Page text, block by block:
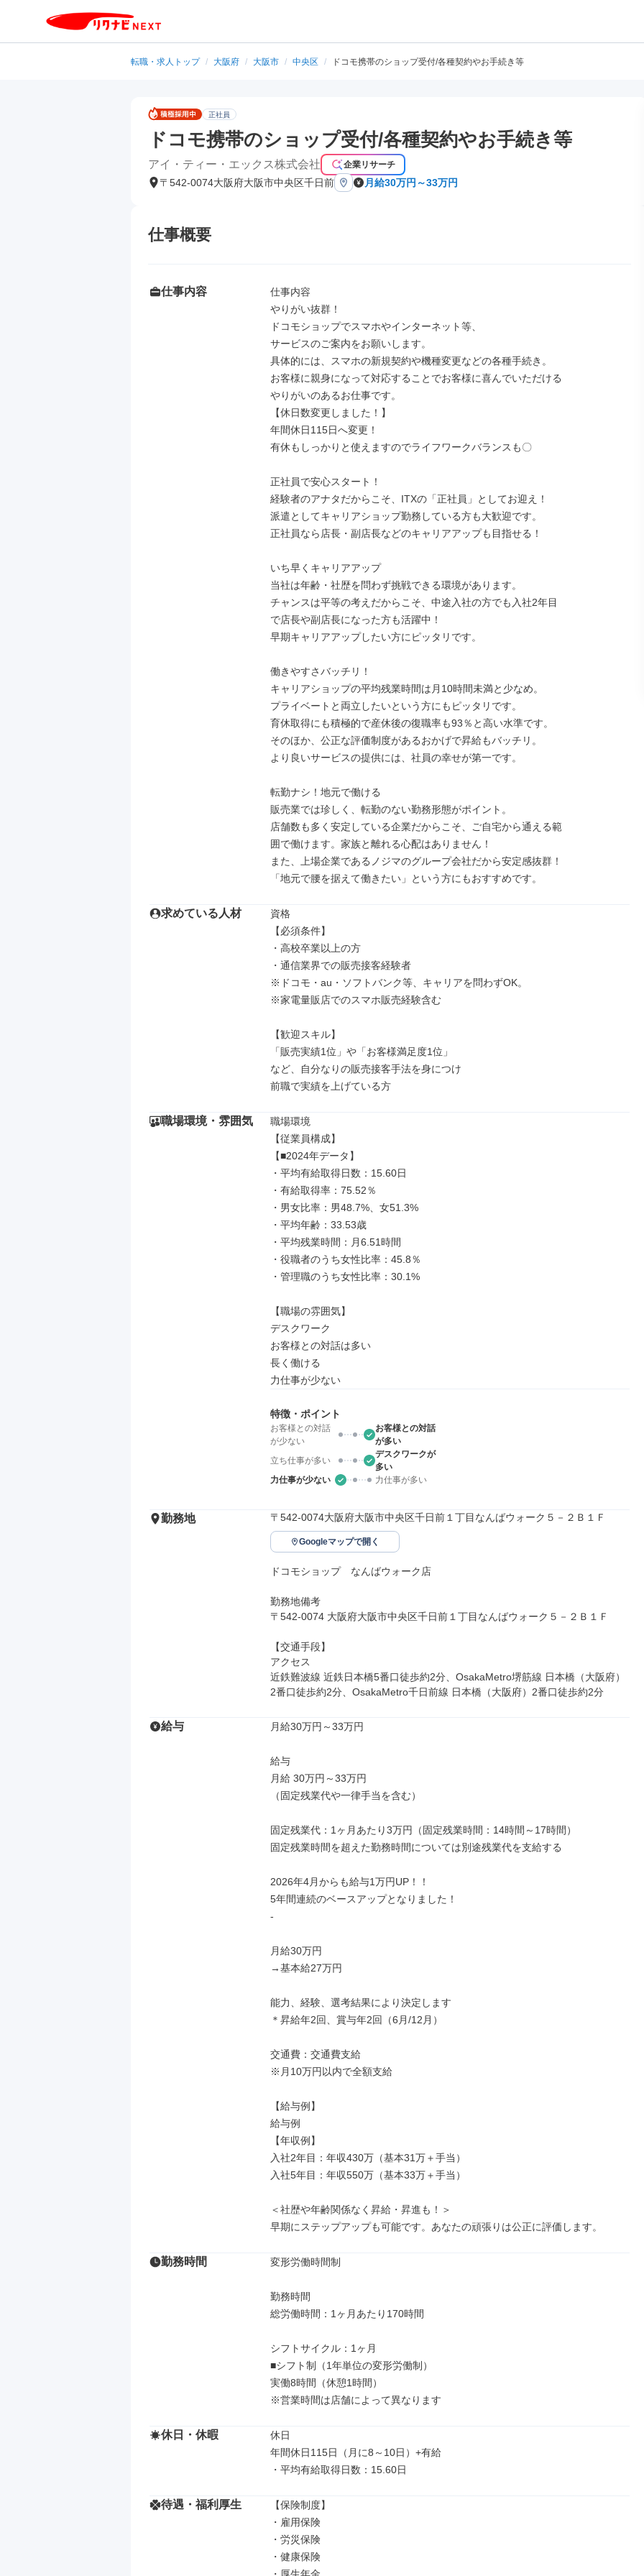
転職・求人トップ / 大阪府 / 大阪市 / 中央区 / ドコモ携帯のショップ受付/各種契約やお手続き等
正社員
ドコモ携帯のショップ受付/各種契約やお手続き等
アイ・ティー・エックス株式会社 企業リサーチ
〒542-0074大阪府大阪市中央区千日前 月給30万円～33万円
仕事概要
仕事内容
仕事内容
やりがい抜群！
ドコモショップでスマホやインターネット等、
サービスのご案内をお願いします。
具体的には、スマホの新規契約や機種変更などの各種手続き。
お客様に親身になって対応することでお客様に喜んでいただける
やりがいのあるお仕事です。
【休日数変更しました！】
年間休日115日へ変更！
有休もしっかりと使えますのでライフワークバランスも〇
正社員で安心スタート！
経験者のアナタだからこそ、ITXの「正社員」としてお迎え！
派遣としてキャリアショップ勤務している方も大歓迎です。
正社員なら店長・副店長などのキャリアアップも目指せる！
いち早くキャリアアップ
当社は年齢・社歴を問わず挑戦できる環境があります。
チャンスは平等の考えだからこそ、中途入社の方でも入社2年目
で店長や副店長になった方も活躍中！
早期キャリアアップしたい方にピッタリです。
働きやすさバッチリ！
キャリアショップの平均残業時間は月10時間未満と少なめ。
プライベートと両立したいという方にもピッタリです。
育休取得にも積極的で産休後の復職率も93％と高い水準です。
そのほか、公正な評価制度があるおかげで昇給もバッチリ。
より良いサービスの提供には、社員の幸せが第一です。
転勤ナシ！地元で働ける
販売業では珍しく、転勤のない勤務形態がポイント。
店舗数も多く安定している企業だからこそ、ご自宅から通える範
囲で働けます。家族と離れる心配はありません！
また、上場企業であるノジマのグループ会社だから安定感抜群！
「地元で腰を据えて働きたい」という方にもおすすめです。
求めている人材
資格
【必須条件】
・高校卒業以上の方
・通信業界での販売接客経験者
※ドコモ・au・ソフトバンク等、キャリアを問わずOK。
※家電量販店でのスマホ販売経験含む
【歓迎スキル】
「販売実績1位」や「お客様満足度1位」
など、自分なりの販売接客手法を身につけ
前職で実績を上げている方
職場環境・雰囲気
職場環境
【従業員構成】
【■2024年データ】
・平均有給取得日数：15.60日
・有給取得率：75.52％
・男女比率：男48.7%、女51.3%
・平均年齢：33.53歳
・平均残業時間：月6.51時間
・役職者のうち女性比率：45.8％
・管理職のうち女性比率：30.1%
【職場の雰囲気】
デスクワーク
お客様との対話は多い
長く働ける
力仕事が少ない
特徴・ポイント
お客様との対話
が少ない
お客様との対話
が多い
立ち仕事が多い
デスクワークが
多い
力仕事が少ない
力仕事が多い
勤務地 〒542-0074大阪府大阪市中央区千日前１丁目なんばウォーク５－２Ｂ１Ｆ
Googleマップで開く
ドコモショップ　なんばウォーク店
勤務地備考
〒542-0074 大阪府大阪市中央区千日前１丁目なんばウォーク５－２Ｂ１Ｆ
【交通手段】
アクセス
近鉄難波線 近鉄日本橋5番口徒歩約2分、OsakaMetro堺筋線 日本橋（大阪府）
2番口徒歩約2分、OsakaMetro千日前線 日本橋（大阪府）2番口徒歩約2分
給与 月給30万円～33万円
給与
月給 30万円～33万円
（固定残業代や一律手当を含む）
固定残業代：1ヶ月あたり3万円（固定残業時間：14時間～17時間）
固定残業時間を超えた勤務時間については別途残業代を支給する
2026年4月からも給与1万円UP！！
5年間連続のベースアップとなりました！
-
月給30万円
→基本給27万円
能力、経験、選考結果により決定します
＊昇給年2回、賞与年2回（6月/12月）
交通費：交通費支給
※月10万円以内で全額支給
【給与例】
給与例
【年収例】
入社2年目：年収430万（基本31万＋手当）
入社5年目：年収550万（基本33万＋手当）
＜社歴や年齢関係なく昇給・昇進も！＞
早期にステップアップも可能です。あなたの頑張りは公正に評価します。
勤務時間 変形労働時間制
勤務時間
総労働時間：1ヶ月あたり170時間
シフトサイクル：1ヶ月
■シフト制（1年単位の変形労働制）
実働8時間（休憩1時間）
※営業時間は店舗によって異なります
休日・休暇
休日
年間休日115日（月に8～10日）+有給
・平均有給取得日数：15.60日
待遇・福利厚生
【保険制度】
・雇用保険
・労災保険
・健康保険